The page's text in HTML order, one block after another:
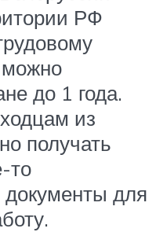
РФ
можно
до 1 года.
из
получать
то
для